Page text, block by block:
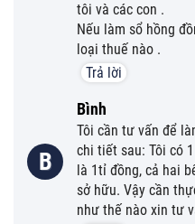
tôi và các con .
Nếu làm sổ hồng
loại thuế nào .
Trả lời
B
Bình
Tôi cần tư vấn để
chi tiết sau: Tôi có
là 1tỉ đồng, cả hai
sở hữu. Vậy cần
như thế nào xin tư